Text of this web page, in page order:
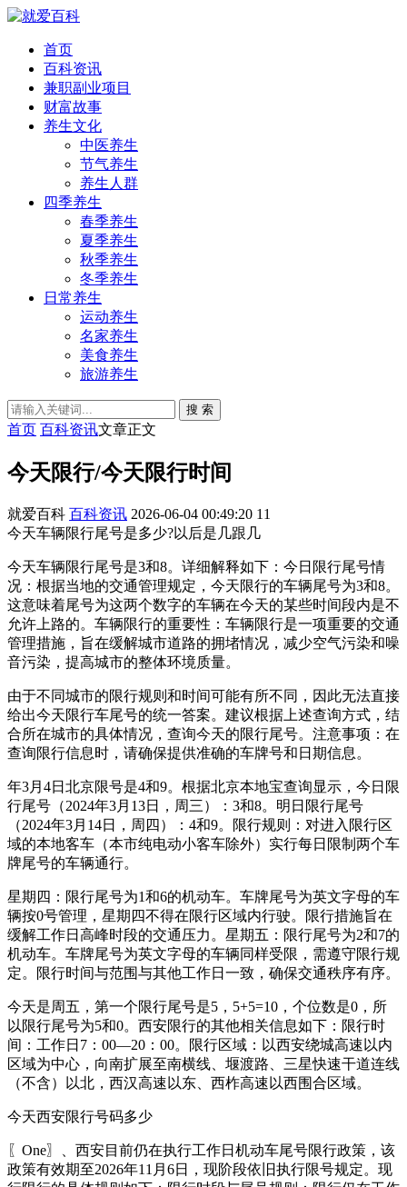
首页
百科资讯
兼职副业项目
财富故事
养生文化
中医养生
节气养生
养生人群
四季养生
春季养生
夏季养生
秋季养生
冬季养生
日常养生
运动养生
名家养生
美食养生
旅游养生
搜 索
首页 百科资讯文章正文
今天限行/今天限行时间
就爱百科 百科资讯 2026-06-04 00:49:20 11
今天车辆限行尾号是多少?以后是几跟几
今天车辆限行尾号是3和8。详细解释如下：今日限行尾号情
况：根据当地的交通管理规定，今天限行的车辆尾号为3和8。
这意味着尾号为这两个数字的车辆在今天的某些时间段内是不
允许上路的。车辆限行的重要性：车辆限行是一项重要的交通
管理措施，旨在缓解城市道路的拥堵情况，减少空气污染和噪
音污染，提高城市的整体环境质量。
由于不同城市的限行规则和时间可能有所不同，因此无法直接
给出今天限行车尾号的统一答案。建议根据上述查询方式，结
合所在城市的具体情况，查询今天的限行尾号。注意事项：在
查询限行信息时，请确保提供准确的车牌号和日期信息。
年3月4日北京限号是4和9。根据北京本地宝查询显示，今日限
行尾号（2024年3月13日，周三）：3和8。明日限行尾号
（2024年3月14日，周四）：4和9。限行规则：对进入限行区
域的本地客车（本市纯电动小客车除外）实行每日限制两个车
牌尾号的车辆通行。
星期四：限行尾号为1和6的机动车。车牌尾号为英文字母的车
辆按0号管理，星期四不得在限行区域内行驶。限行措施旨在
缓解工作日高峰时段的交通压力。星期五：限行尾号为2和7的
机动车。车牌尾号为英文字母的车辆同样受限，需遵守限行规
定。限行时间与范围与其他工作日一致，确保交通秩序有序。
今天是周五，第一个限行尾号是5，5+5=10，个位数是0，所
以限行尾号为5和0。西安限行的其他相关信息如下：限行时
间：工作日7：00—20：00。限行区域：以西安绕城高速以内
区域为中心，向南扩展至南横线、堰渡路、三星快速干道连线
（不含）以北，西汉高速以东、西柞高速以西围合区域。
今天西安限行号码多少
〖One〗、西安目前仍在执行工作日机动车尾号限行政策，该
政策有效期至2026年11月6日，现阶段依旧执行限号规定。现